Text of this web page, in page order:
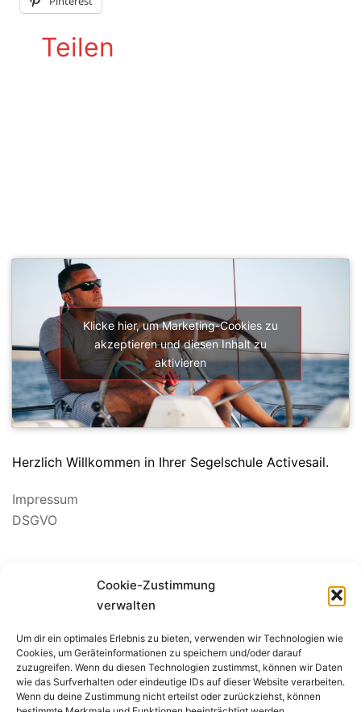
Cookie-Zustimmung
verwalten
Um dir ein optimales Erlebnis zu bieten, verwenden wir Technologien wie
Cookies, um Geräteinformationen zu speichern und/oder darauf
zuzugreifen. Wenn du diesen Technologien zustimmst, können wir Daten
wie das Surfverhalten oder eindeutige IDs auf dieser Website verarbeiten.
Wenn du deine Zustimmung nicht erteilst oder zurückziehst, können
Teilen
Klicke hier, um Marketing-Cookies zu
akzeptieren und diesen Inhalt zu
aktivieren
Herzlich Willkommen in Ihrer Segelschule Activesail.
Impressum
DSGVO
BEWERTUNG SEGELSCHULE